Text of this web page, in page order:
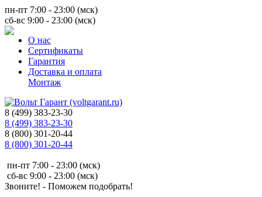
пн-пт 7:00 - 23:00 (мск)
сб-вс 9:00 - 23:00 (мск)
О нас
Сертификаты
Гарантия
Доставка и оплата
Монтаж
8 (499) 383-23-30
8 (499) 383-23-30
8 (800) 301-20-44
8 (800) 301-20-44
пн-пт 7:00 - 23:00 (мск)
сб-вс 9:00 - 23:00 (мск)
Звоните! - Поможем подобрать!